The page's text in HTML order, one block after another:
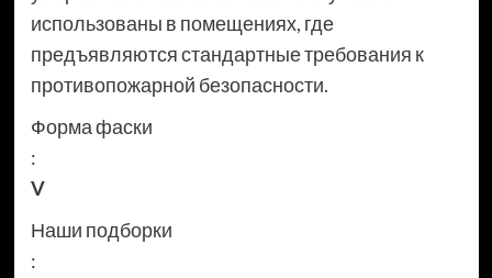
использованы в помещениях, где
предъявляются стандартные требования к
противопожарной безопасности.
Форма фаски
:
V
Наши подборки
: